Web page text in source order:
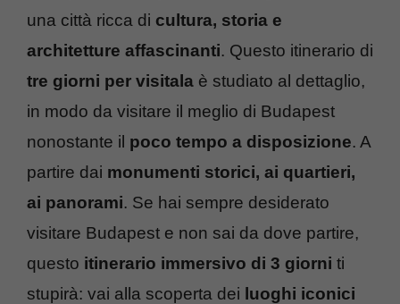
una città ricca di cultura, storia e
architetture affascinanti. Questo itinerario di
tre giorni per visitala è studiato al dettaglio,
in modo da visitare il meglio di Budapest
nonostante il poco tempo a disposizione. A
partire dai monumenti storici, ai quartieri,
ai panorami. Se hai sempre desiderato
visitare Budapest e non sai da dove partire,
questo itinerario immersivo di 3 giorni ti
stupirà: vai alla scoperta dei luoghi iconici